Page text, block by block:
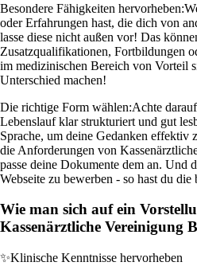
Besondere Fähigkeiten hervorheben:
oder Erfahrungen hast, die dich von
lasse diese nicht außen vor! Das
Zusatzqualifikationen, Fortbildungen
im medizinischen Bereich von Vorteil
Unterschied machen!
Die richtige Form wählen:Achte
Lebenslauf klar strukturiert und gut
Sprache, um deine Gedanken effektiv
die Anforderungen von
passe deine Dokumente dem an. Und
Webseite zu bewerben - so hast du die
Wie man sich auf ein
Kassenärztliche Vereinigung
✨Klinische Kenntnisse hervorheben